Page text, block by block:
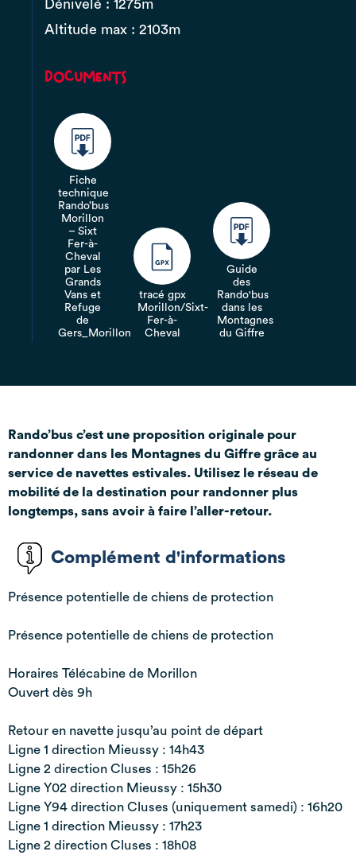
Dénivelé : 1275m
Altitude max : 2103m
Documents
Fiche
technique
Rando’bus
Morillon
– Sixt
Fer-à-
Cheval
par Les
Grands
Vans et
Refuge
de
Gers_Morillon
tracé gpx
Morillon/Sixt-
Fer-à-
Cheval
Guide
des
Rando'bus
dans les
Montagnes
du Giffre
Rando’bus c’est une proposition originale pour
randonner dans les Montagnes du Giffre grâce au
service de navettes estivales. Utilisez le réseau de
mobilité de la destination pour randonner plus
longtemps, sans avoir à faire l’aller-retour.
Complément d'informations
Présence potentielle de chiens de protection
Présence potentielle de chiens de protection
Horaires Télécabine de Morillon
Ouvert dès 9h
Retour en navette jusqu’au point de départ
Ligne 1 direction Mieussy : 14h43
Ligne 2 direction Cluses : 15h26
Ligne Y02 direction Mieussy : 15h30
Ligne Y94 direction Cluses (uniquement samedi) : 16h20
Ligne 1 direction Mieussy : 17h23
Ligne 2 direction Cluses : 18h08